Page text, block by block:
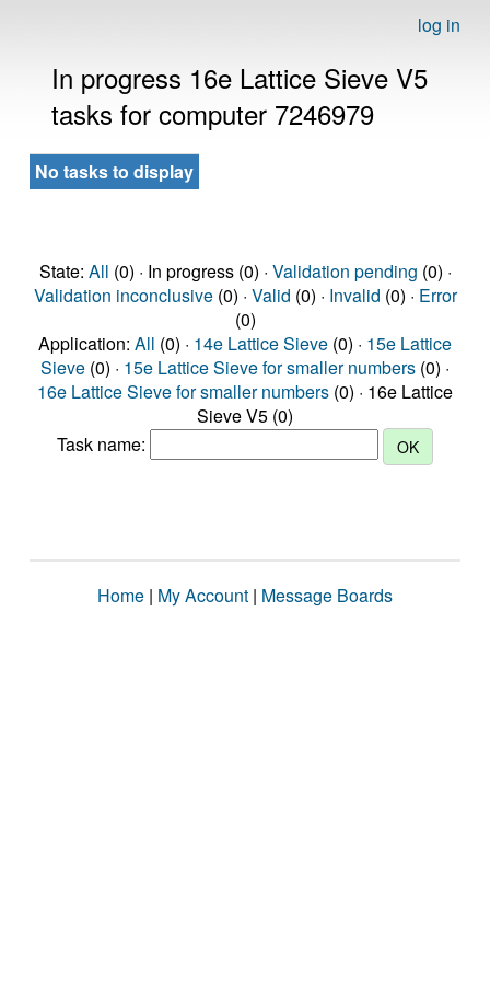
log in
In progress 16e Lattice Sieve V5
tasks for computer 7246979
No tasks to display
State: All (0) · In progress (0) · Validation pending (0) ·
Validation inconclusive(0) · Valid (0) · Invalid (0) · Error
(0)
Application: All (0) · 14e Lattice Sieve (0) · 15e Lattice
Sieve (0) · 15e Lattice Sieve for smaller numbers (0) ·
16e Lattice Sieve for smaller numbers (0) · 16e Lattice
Sieve V5 (0)
Task name:
Home | My Account | Message Boards